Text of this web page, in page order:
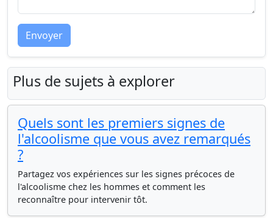
Envoyer
Plus de sujets à explorer
Quels sont les premiers signes de
l'alcoolisme que vous avez remarqués
?
Partagez vos expériences sur les signes précoces de
l'alcoolisme chez les hommes et comment les
reconnaître pour intervenir tôt.